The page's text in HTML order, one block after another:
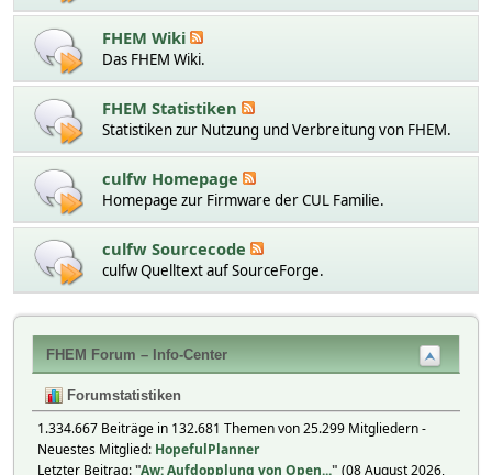
FHEM Wiki
Das FHEM Wiki.
FHEM Statistiken
Statistiken zur Nutzung und Verbreitung von FHEM.
culfw Homepage
Homepage zur Firmware der CUL Familie.
culfw Sourcecode
culfw Quelltext auf SourceForge.
FHEM Forum – Info-Center
Forumstatistiken
1.334.667 Beiträge in 132.681 Themen von 25.299 Mitgliedern -
Neuestes Mitglied: HopefulPlanner
Letzter Beitrag:"Aw: Aufdopplung von Open..." (08 August 2026,